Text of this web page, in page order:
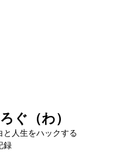
ぐ（わ）
人生をハックする
録